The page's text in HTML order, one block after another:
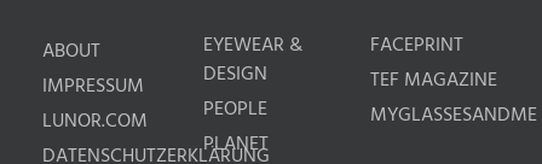
ABOUT
IMPRESSUM
LUNOR.COM
DATENSCHUTZERKLÄRUNG
EYEWEAR &
DESIGN
PEOPLE
PLANET
FACEPRINT
TEF MAGAZINE
MYGLASSESANDME